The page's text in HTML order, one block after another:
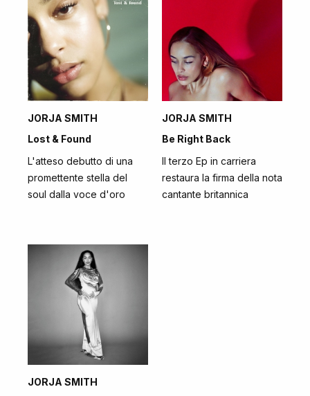
JORJA SMITH
Lost & Found
L'atteso debutto di una
promettente stella del
soul dalla voce d'oro
JORJA SMITH
Be Right Back
Il terzo Ep in carriera
restaura la firma della nota
cantante britannica
JORJA SMITH